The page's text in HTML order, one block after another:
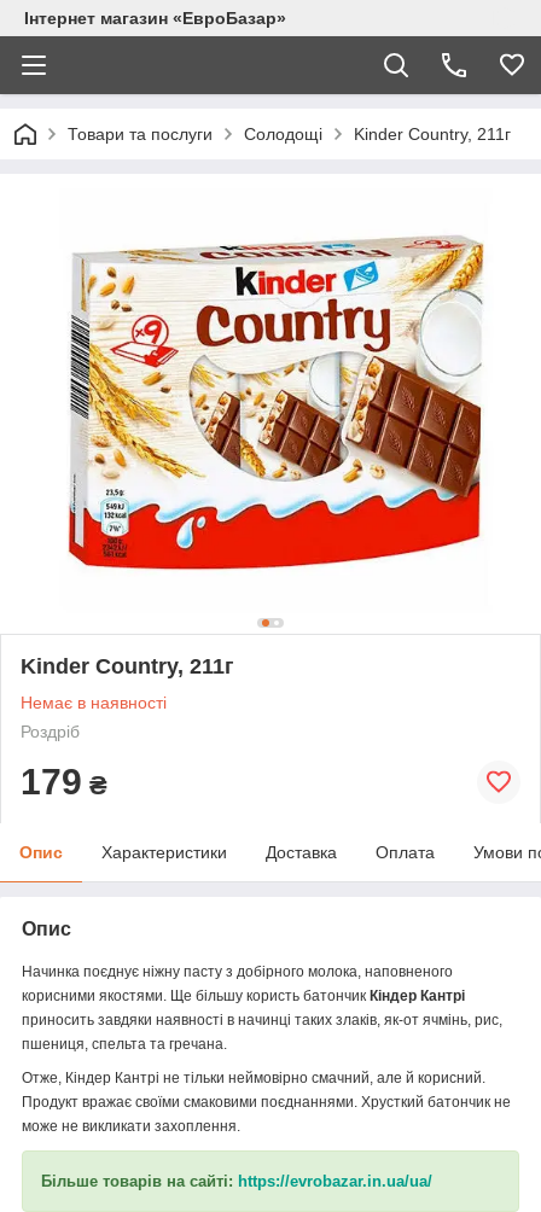
Інтернет магазин «ЕвроБазар»
Товари та послуги Солодощі Kinder Country, 211г
Kinder Country, 211г
Немає в наявності
Роздріб
179 ₴
Опис Характеристики Доставка Оплата Умови
Опис
Начинка поєднує ніжну пасту з добірного молока, наповненого
корисними якостями. Ще більшу користь батончик Кіндер Кантрі
приносить завдяки наявності в начинці таких злаків, як-от ячмінь, рис,
пшениця, спельта та гречана.
Отже, Кіндер Кантрі не тільки неймовірно смачний, але й корисний.
Продукт вражає своїми смаковими поєднаннями. Хрусткий батончик не
може не викликати захоплення.
Більше товарів на сайті: https://evrobazar.in.ua/ua/